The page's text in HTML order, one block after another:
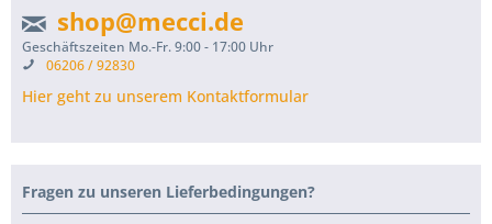
shop@mecci.de
Geschäftszeiten Mo.-Fr. 9:00 - 17:00 Uhr
06206 / 92830
Hier geht zu unserem Kontaktformular
Fragen zu unseren Lieferbedingungen?